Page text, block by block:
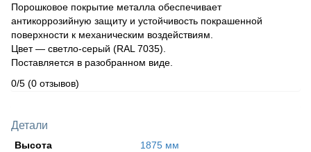
Порошковое покрытие металла обеспечивает
антикоррозийную защиту и устойчивость покрашенной
поверхности к механическим воздействиям.
Цвет — светло-серый (RAL 7035).
Поставляется в разобранном виде.
0/5 (0 отзывов)
Детали
Высота
1875 мм